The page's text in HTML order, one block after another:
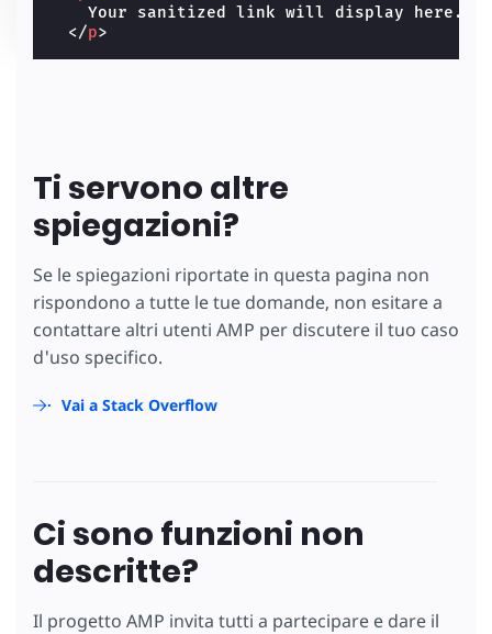
Your sanitized link will display here.
</p>
Ti servono altre
spiegazioni?
Se le spiegazioni riportate in questa pagina non
rispondono a tutte le tue domande, non esitare a
contattare altri utenti AMP per discutere il tuo caso
d'uso specifico.
Vai a Stack Overflow
Ci sono funzioni non
descritte?
Il progetto AMP invita tutti a partecipare e dare il